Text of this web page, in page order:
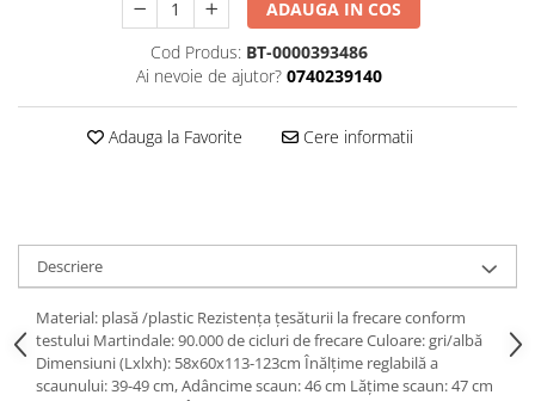
Comode lux-ultramoderne
Dulapuri haine si Sifoniere
Masute de toaleta
Noptiere dormitor
Paturi lemn & pal
Paturi metalice
Paturi tapitate
Saltele
ADAUGA IN COS
Cod Produs: BT-0000393486
Ai nevoie de ajutor? 0740239140
Adauga la Favorite Cere informatii
Descriere
Material: plasă /plastic Rezistenţa ţesăturii la frecare conform
testului Martindale: 90.000 de cicluri de frecare Culoare: gri/albă
Dimensiuni (Lxlxh): 58x60x113-123cm Înălţime reglabilă a
scaunului: 39-49 cm, Adâncime scaun: 46 cm Lăţime scaun: 47 cm